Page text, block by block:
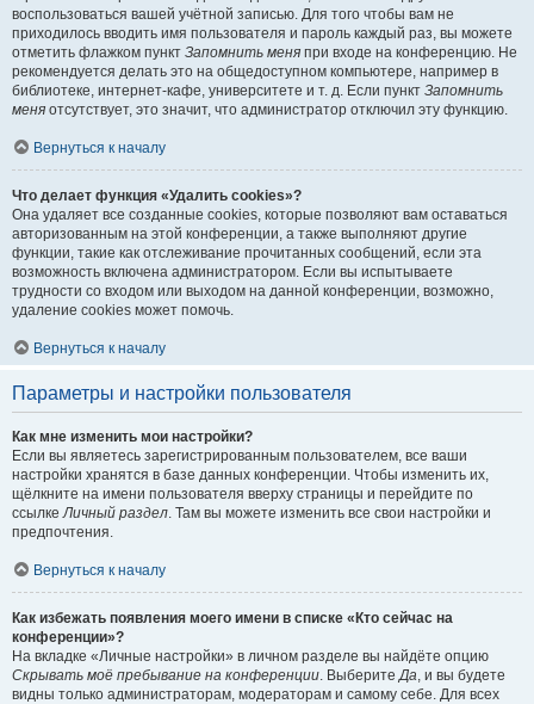
воспользоваться вашей учётной записью. Для того чтобы вам не
приходилось вводить имя пользователя и пароль каждый раз, вы можете
отметить флажком пункт Запомнить меня при входе на конференцию. Не
рекомендуется делать это на общедоступном компьютере, например в
библиотеке, интернет-кафе, университете и т. д. Если пункт Запомнить
меня отсутствует, это значит, что администратор отключил эту функцию.
Вернуться к началу
Что делает функция «Удалить cookies»?
Она удаляет все созданные cookies, которые позволяют вам оставаться
авторизованным на этой конференции, а также выполняют другие
функции, такие как отслеживание прочитанных сообщений, если эта
возможность включена администратором. Если вы испытываете
трудности со входом или выходом на данной конференции, возможно,
удаление cookies может помочь.
Вернуться к началу
Параметры и настройки пользователя
Как мне изменить мои настройки?
Если вы являетесь зарегистрированным пользователем, все ваши
настройки хранятся в базе данных конференции. Чтобы изменить их,
щёлкните на имени пользователя вверху страницы и перейдите по
ссылкеЛичный раздел. Там вы можете изменить все свои настройки и
предпочтения.
Вернуться к началу
Как избежать появления моего имени в списке «Кто сейчас на
конференции»?
На вкладке «Личные настройки» в личном разделе вы найдёте опцию
Скрывать моё пребывание на конференции. ВыберитеДа, и вы будете
видны только администраторам, модераторам и самому себе. Для всех